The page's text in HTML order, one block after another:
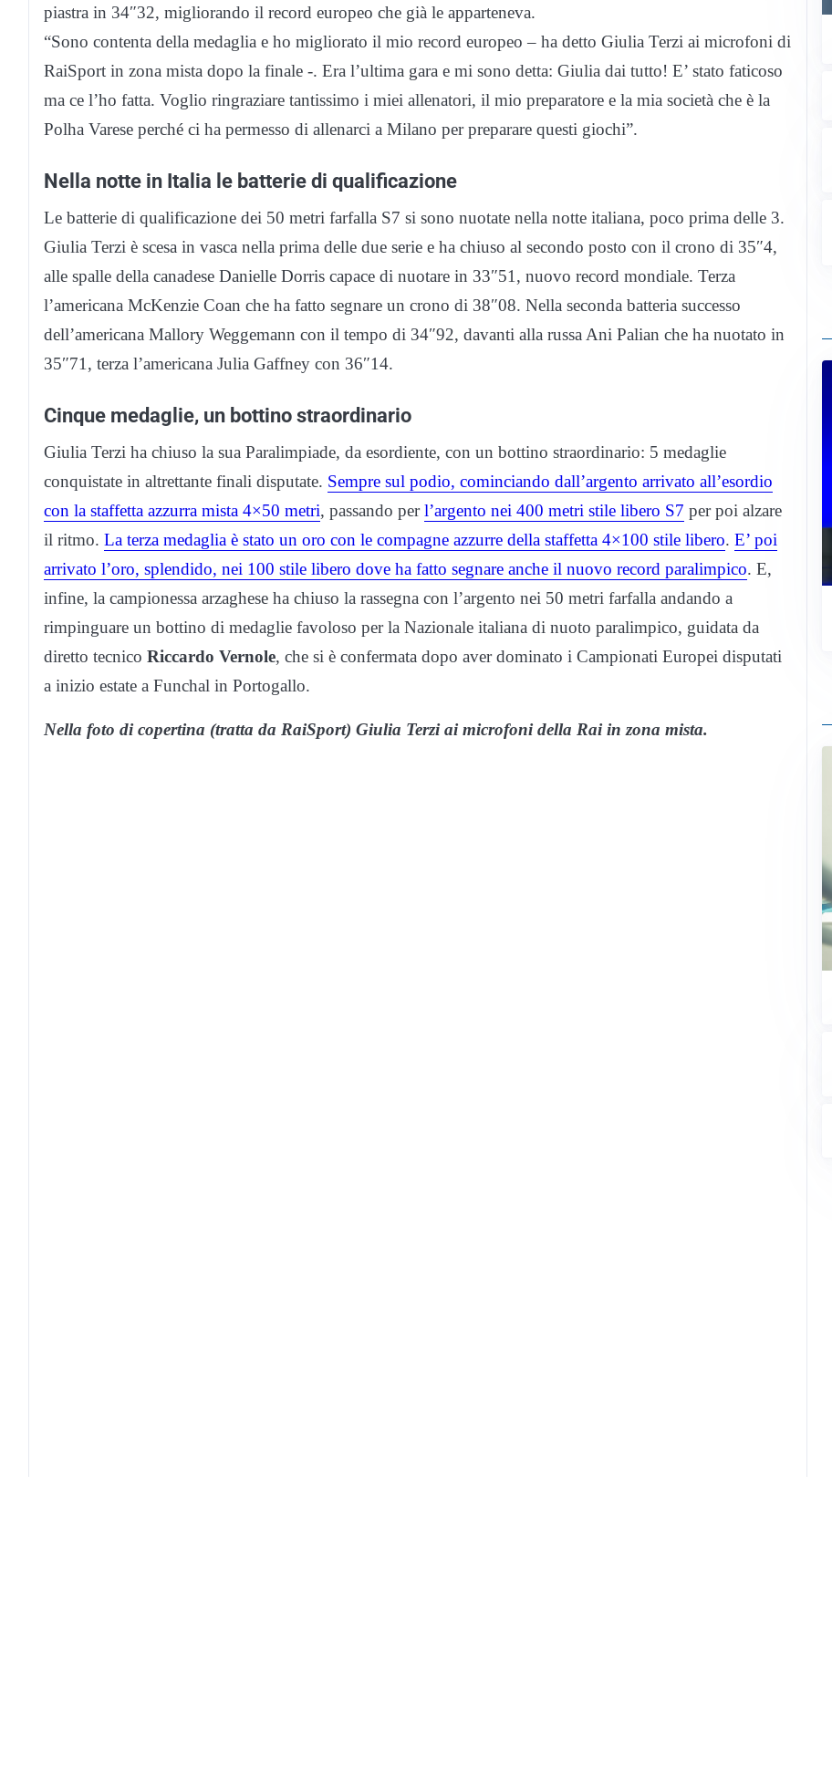
piastra in 34″32, migliorando il record europeo che già le apparteneva.
“Sono contenta della medaglia e ho migliorato il mio record europeo – ha detto Giulia Terzi ai microfoni di
RaiSport in zona mista dopo la finale -. Era l’ultima gara e mi sono detta: Giulia dai tutto! E’ stato faticoso
ma ce l’ho fatta. Voglio ringraziare tantissimo i miei allenatori, il mio preparatore e la mia società che è la
Polha Varese perché ci ha permesso di allenarci a Milano per preparare questi giochi”.
Nella notte in Italia le batterie di qualificazione
Le batterie di qualificazione dei 50 metri farfalla S7 si sono nuotate nella notte italiana, poco prima delle 3.
Giulia Terzi è scesa in vasca nella prima delle due serie e ha chiuso al secondo posto con il crono di 35″4,
alle spalle della canadese Danielle Dorris capace di nuotare in 33″51, nuovo record mondiale. Terza
l’americana McKenzie Coan che ha fatto segnare un crono di 38″08. Nella seconda batteria successo
dell’americana Mallory Weggemann con il tempo di 34″92, davanti alla russa Ani Palian che ha nuotato in
35″71, terza l’americana Julia Gaffney con 36″14.
Cinque medaglie, un bottino straordinario
Giulia Terzi ha chiuso la sua Paralimpiade, da esordiente, con un bottino straordinario: 5 medaglie
conquistate in altrettante finali disputate. Sempre sul podio, cominciando dall’argento arrivato all’esordio
con la staffetta azzurra mista 4×50 metri, passando perl’argento nei 400 metri stile libero S7 per poi alzare
il ritmo. La terza medaglia è stato un oro con le compagne azzurre della staffetta 4×100 stile libero. E’ poi
arrivato l’oro, splendido, nei 100 stile libero dove ha fatto segnare anche il nuovo record paralimpico. E,
infine, la campionessa arzaghese ha chiuso la rassegna con l’argento nei 50 metri farfalla andando a
rimpinguare un bottino di medaglie favoloso per la Nazionale italiana di nuoto paralimpico, guidata da
diretto tecnico Riccardo Vernole, che si è confermata dopo aver dominato i Campionati Europei disputati
a inizio estate a Funchal in Portogallo.
Nella foto di copertina (tratta da RaiSport) Giulia Terzi ai microfoni della Rai in zona mista.